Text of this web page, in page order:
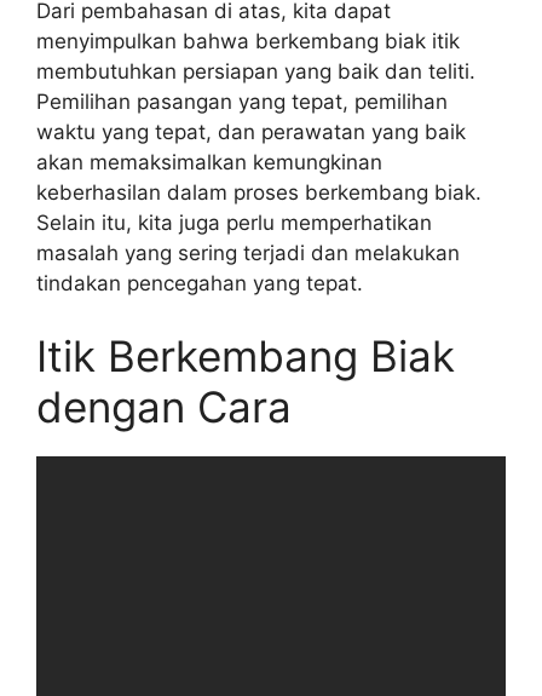
Dari pembahasan di atas, kita dapat
menyimpulkan bahwa berkembang biak itik
membutuhkan persiapan yang baik dan teliti.
Pemilihan pasangan yang tepat, pemilihan
waktu yang tepat, dan perawatan yang baik
akan memaksimalkan kemungkinan
keberhasilan dalam proses berkembang biak.
Selain itu, kita juga perlu memperhatikan
masalah yang sering terjadi dan melakukan
tindakan pencegahan yang tepat.
Itik Berkembang Biak
dengan Cara